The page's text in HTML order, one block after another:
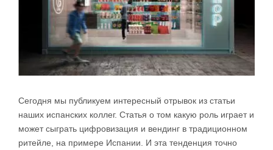
Сегодня мы публикуем интересный отрывок из статьи
наших испанских коллег. Статья о том какую роль играет и
может сыграть цифровизация и вендинг в традиционном
ритейле, на примере Испании. И эта тенденция точно